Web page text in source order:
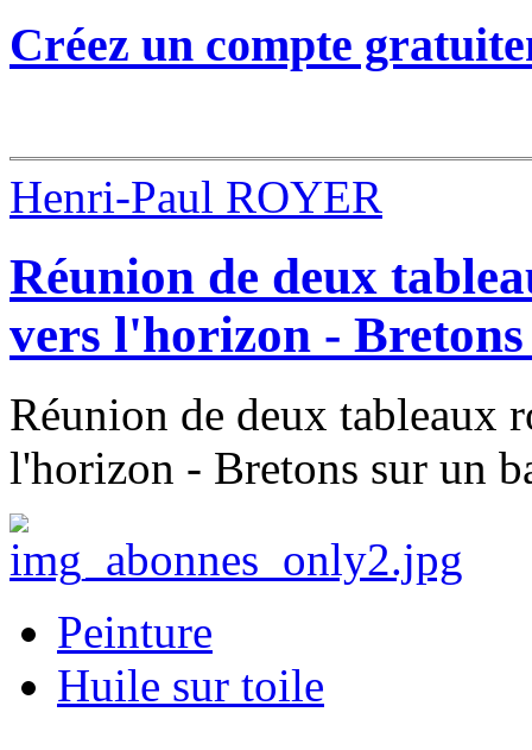
Créez un compte
Henri-Paul ROYER
Réunion de deux
vers l'horizon -
Réunion de deux tableaux
l'horizon - Bretons sur un
Peinture
Huile sur toile